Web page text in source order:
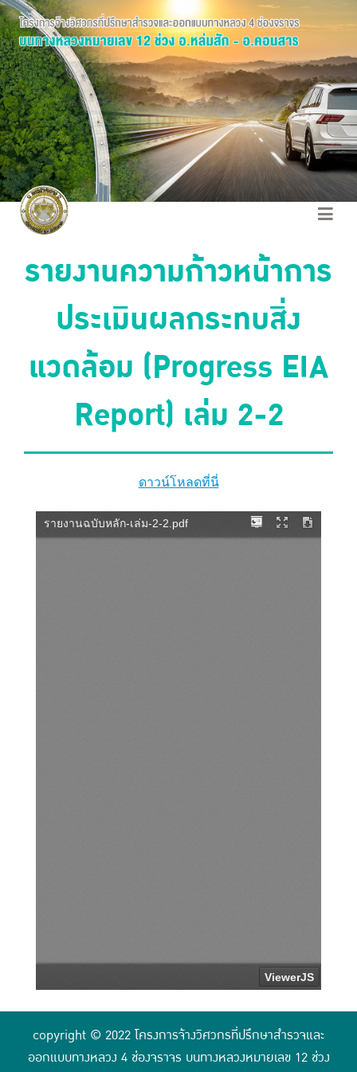
รายงานความก้าวหน้าการ
ประเมินผลกระทบสิ่ง
แวดล้อม (Progress EIA
Report) เล่ม 2-2
ดาวน์โหลดที่นี่
copyright © 2022 โครงการจ้างวิศวกรที่ปรึกษาสำรวจและ
ออกแบบทางหลวง 4 ช่องจราจร บนทางหลวงหมายเลข 12 ช่วง